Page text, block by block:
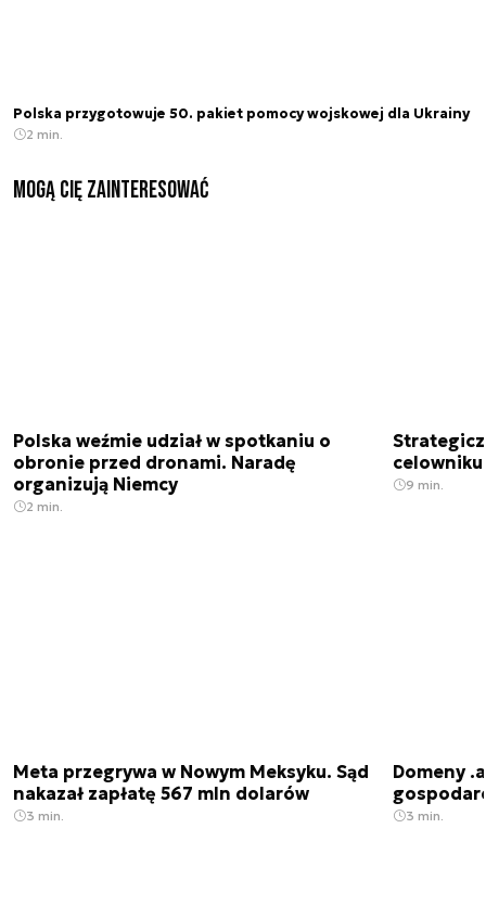
Polska przygotowuje 50. pakiet pomocy wojskowej dla Ukrainy
2 min.
Mogą Cię zainteresować
Polska weźmie udział w spotkaniu o
obronie przed dronami. Naradę
organizują Niemcy
2 min.
9 min.
Meta przegrywa w Nowym Meksyku. Sąd
nakazał zapłatę 567 mln dolarów
3 min.
Domeny
3 min.